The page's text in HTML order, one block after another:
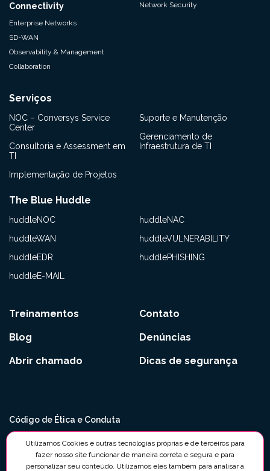
Connectivity
Enterprise Networks
SD-WAN
Observability & Management
Collaboration
Network Security
Serviços
NOC – Conversys Service
Center
Consultoria e Assessment em
TI
Implementação de Projetos
Suporte e Manutenção
Gerenciamento de
Infraestrutura de TI
The Blue Huddle
huddleNOC
huddleWAN
huddleEDR
huddleE-MAIL
huddleNAC
huddleVULNERABILITY
huddlePHISHING
Treinamentos
Blog
Abrir chamado
Contato
Denúncias
Dicas de segurança
Código de Ética e Conduta
Política de Segurança da Informação
Utilizamos Cookies e outras tecnologias próprias e de terceiros para
fazer nosso site funcionar de maneira correta e segura e para
personalizar seu conteúdo. Utilizamos eles também para analisar a